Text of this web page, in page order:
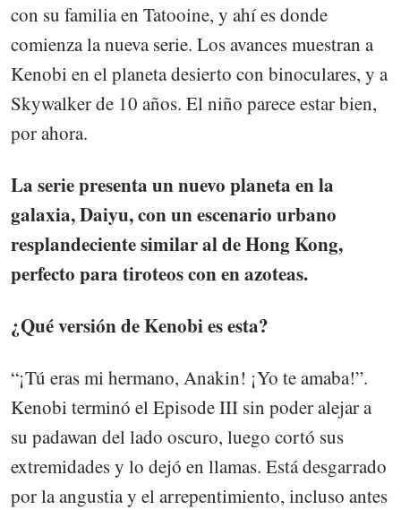
con su familia en Tatooine, y ahí es donde
comienza la nueva serie. Los avances muestran a
Kenobi en el planeta desierto con binoculares, y a
Skywalker de 10 años. El niño parece estar bien,
por ahora.
La serie presenta un nuevo planeta en la
galaxia, Daiyu, con un escenario urbano
resplandeciente similar al de Hong Kong,
perfecto para tiroteos con en azoteas.
¿Qué versión de Kenobi es esta?
“¡Tú eras mi hermano, Anakin! ¡Yo te amaba!”.
Kenobi terminó el Episode III sin poder alejar a
su padawan del lado oscuro, luego cortó sus
extremidades y lo dejó en llamas. Está desgarrado
por la angustia y el arrepentimiento, incluso antes